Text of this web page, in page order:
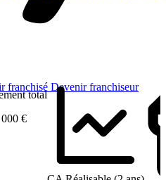
franchisé Devenir franchiseur
total
€